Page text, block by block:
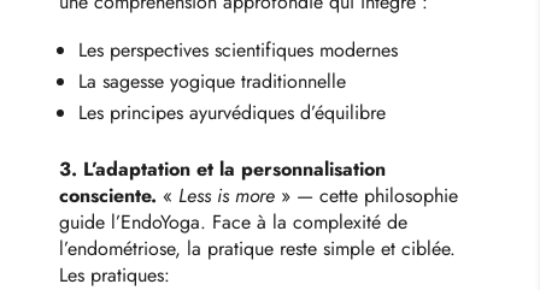
Les perspectives scientifiques modernes
La sagesse yogique traditionnelle
Les principes ayurvédiques d’équilibre
3. L’adaptation et la personnalisation
consciente. « Less is more» — cette philosophie
guide l’EndoYoga. Face à la complexité de
l’endométriose, la pratique reste simple et ciblée.
Les pratiques: